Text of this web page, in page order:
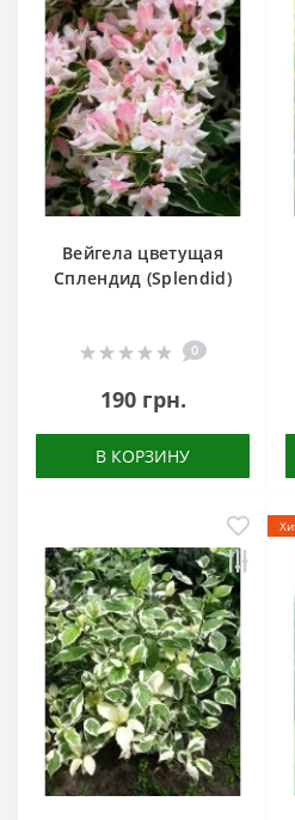
Вейгела цветущая
Сплендид (Splendid)
0
190 грн.
В КОРЗИНУ